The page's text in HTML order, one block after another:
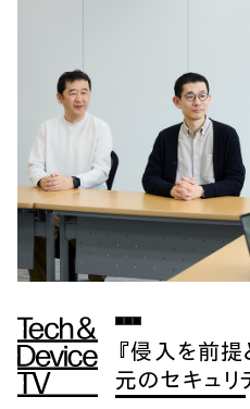
『侵入を前提
元のセキュリ